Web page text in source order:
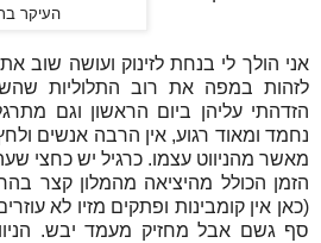
העיקר
אני הולך לי בנחת לזינוק ועושה שוב
לזהות במפה את רוב התלוליות
הזדהתי עליהן ביום הראשון וגם
נחמד ומאוד רגוע, אין הרבה אנשים
מאשר מהניווט עצמו. כרגיל יש כחצי
הזמן הכולל מהיציאה מהמלון קצר
(כאן אין קומבינות ופתקים מזיו לא
סף גשם אבל מחזיק מעמד יבש.